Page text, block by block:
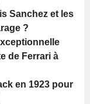
Sanchez et les
?
de Ferrari à
en 1923 pour